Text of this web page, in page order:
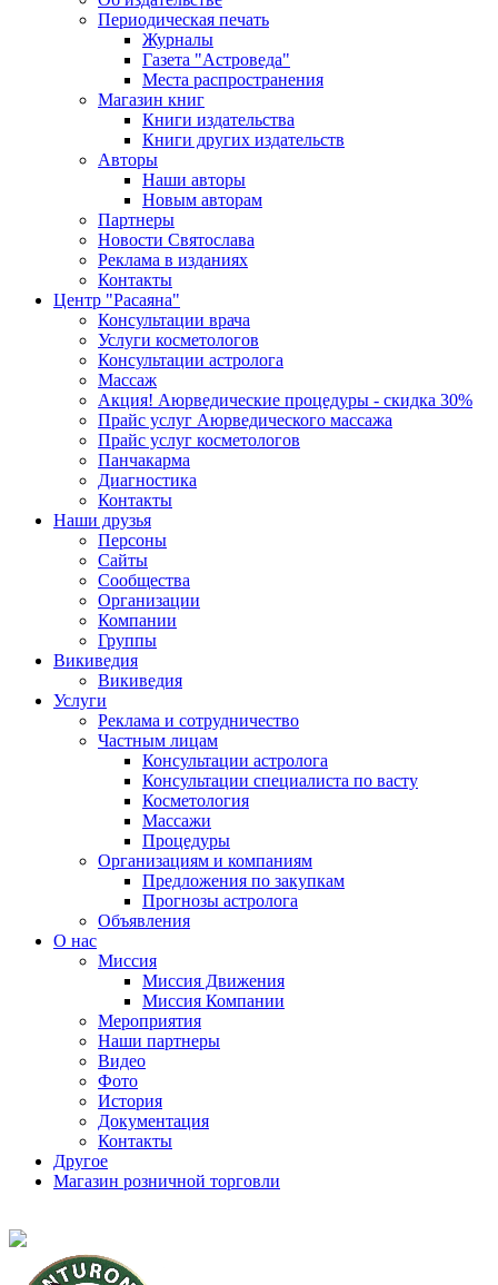
Периодическая печать
Журналы
Газета "Астроведа"
Места распространения
Магазин книг
Книги издательства
Книги других издательств
Авторы
Наши авторы
Новым авторам
Партнеры
Новости Святослава
Реклама в изданиях
Контакты
Центр "Расаяна"
Консультации врача
Услуги косметологов
Консультации астролога
Массаж
Акция! Аюрведические процедуры - скидка 30%
Прайс услуг Аюрведического массажа
Прайс услуг косметологов
Панчакарма
Диагностика
Контакты
Наши друзья
Персоны
Сайты
Сообщества
Организации
Компании
Группы
Викиведия
Викиведия
Услуги
Реклама и сотрудничество
Частным лицам
Консультации астролога
Консультации специалиста по васту
Косметология
Массажи
Процедуры
Организациям и компаниям
Предложения по закупкам
Прогнозы астролога
Объявления
О нас
Миссия
Миссия Движения
Миссия Компании
Мероприятия
Наши партнеры
Видео
Фото
История
Документация
Контакты
Другое
Магазин розничной торговли